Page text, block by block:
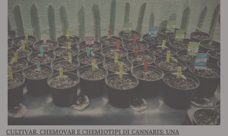
CULTIVAR, CHEMOVAR E CHEMIOTIPI DI CANNABIS: UNA